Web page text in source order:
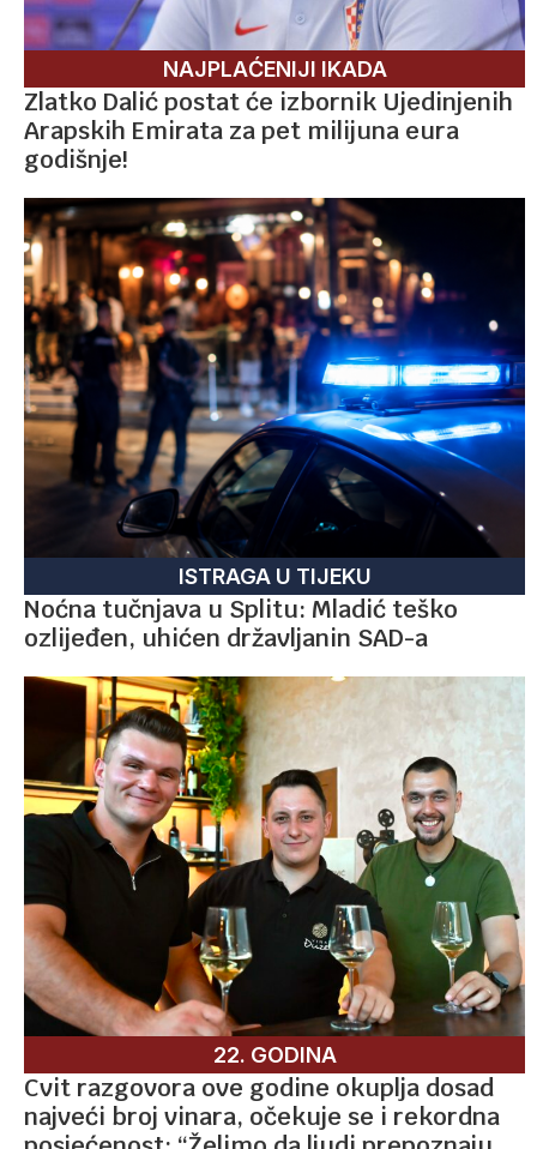
NAJPLAĆENIJI IKADA
Zlatko Dalić postat će izbornik Ujedinjenih
Arapskih Emirata za pet milijuna eura
godišnje!
ISTRAGA U TIJEKU
Noćna tučnjava u Splitu: Mladić teško
ozlijeđen, uhićen državljanin SAD-a
22. GODINA
Cvit razgovora ove godine okuplja dosad
najveći broj vinara, očekuje se i rekordna